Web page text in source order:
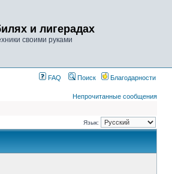
и лигерадах
своими руками
FAQ Поиск Благодарности
Непрочитанные сообщения
Язык: